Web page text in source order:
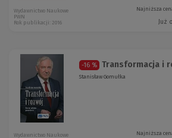
Najniższa
Już
Wydawnictwo Naukowe
PWN
Rok publikacji: 2016
-16 % Transformacja i
Stanisław Gomułka
Najniższa
Wydawnictwo Naukowe